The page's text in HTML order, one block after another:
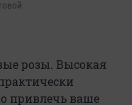
розы. Высокая
привлечь ваше